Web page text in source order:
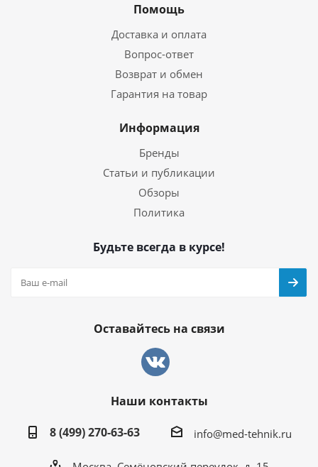
Помощь
Доставка и оплата
Вопрос-ответ
Возврат и обмен
Гарантия на товар
Информация
Бренды
Статьи и публикации
Обзоры
Политика
Будьте всегда в курсе!
Оставайтесь на связи
Наши контакты
8 (499) 270-63-63
info@med-tehnik.ru